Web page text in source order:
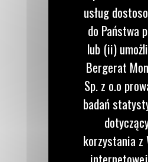
Zadzwoń do
122 100
Napisz do nas
WYŚLIJ
usług
do Państwa
lub (ii)
Bergerat
Sp. z o.o
badań
korzystania z